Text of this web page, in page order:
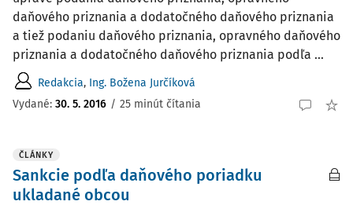
daňového priznania a dodatočného daňového priznania
a tiež podaniu daňového priznania, opravného daňového
priznania a dodatočného daňového priznania podľa ...
Redakcia, Ing. Božena Jurčíková
Vydané: 30. 5. 2016 / 25 minút čítania
ČLÁNKY
Sankcie podľa daňového poriadku
ukladané obcou